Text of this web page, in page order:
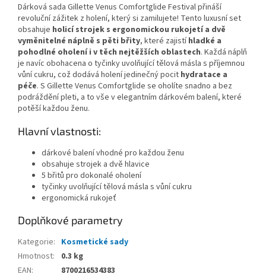
Dárková sada Gillette Venus Comfortglide Festival přináší
revoluční zážitek z holení, který si zamilujete! Tento luxusní set
obsahuje holicí strojek s ergonomickou rukojetí a dvě
vyměnitelné náplně s pěti břity, které zajistíhladké a
pohodlné oholení i v těch nejtěžších oblastech. Každá náplň
je navíc obohacena o tyčinky uvolňující tělová másla s příjemnou
vůní cukru, což dodává holení jedinečný pocit hydratace a
péče. S Gillette Venus Comfortglide se oholíte snadno a bez
podráždění pleti, a to vše v elegantním dárkovém balení, které
potěší každou ženu.
Hlavní vlastnosti:
dárkové balení vhodné pro každou ženu
obsahuje strojek a dvě hlavice
5 břitů pro dokonalé oholení
tyčinky uvolňující tělová másla s vůní cukru
ergonomická rukojeť
Doplňkové parametry
Kategorie: Kosmetické sady
Hmotnost:
0.3 kg
EAN: 8700216534383